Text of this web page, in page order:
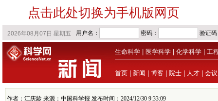
点击此处切换为手机版网页
生命科学 医学科学 化学科学 工
首页 新闻 博客 院士 人才 会议
作者：江庆龄 来源：中国科学报 发布时间：2024/12/30 9:33:09